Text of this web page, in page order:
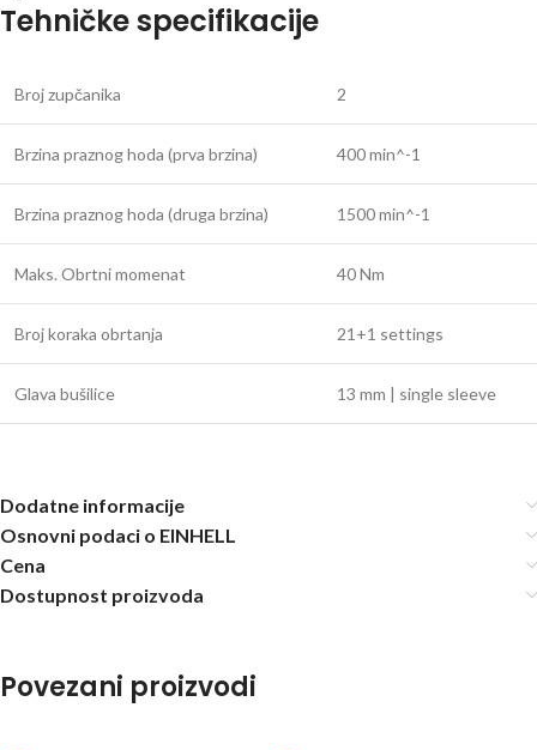
Tehničke specifikacije
Broj zupčanika 2
Brzina praznog hoda (prva brzina) 400 min^-1
Brzina praznog hoda (druga brzina) 1500 min^-1
Maks. Obrtni momenat 40 Nm
Broj koraka obrtanja 21+1 settings
Glava bušilice 13 mm | single sleeve
Dodatne informacije
Osnovni podaci o EINHELL
Cena
Dostupnost proizvoda
Povezani proizvodi